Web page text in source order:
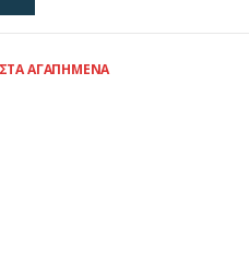
ΑΓΑΠΗΜΈΝΑ